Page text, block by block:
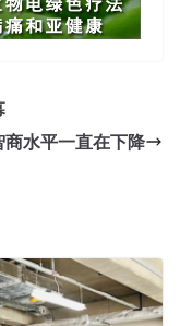
水平一直在下降